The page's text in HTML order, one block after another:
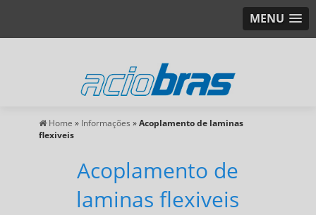
MENU
Home » Informações »Acoplamento de laminas
flexiveis
Acoplamento de
laminas flexiveis